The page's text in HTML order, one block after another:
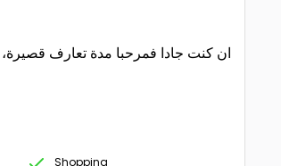
ان كنت جادا فمرحبا مدة تعارف قصيرة،
Shopping